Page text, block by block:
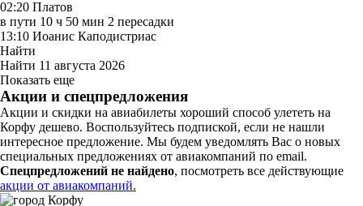
02:20 Платов
в пути 10 ч 50 мин 2 пересадки
13:10 Иоанис Каподистриас
Найти
Найти 11 августа 2026
Показать еще
Акции и спецпредложения
Акции и скидки на авиабилеты хороший способ улететь на
Корфу дешево. Воспользуйтесь подпиской, если не нашли
интересное предложение. Мы будем уведомлять Вас о новых
специальных предложениях от авиакомпаний по email.
Спецпредложений не найдено, посмотреть все действующие
акции от авиакомпаний.